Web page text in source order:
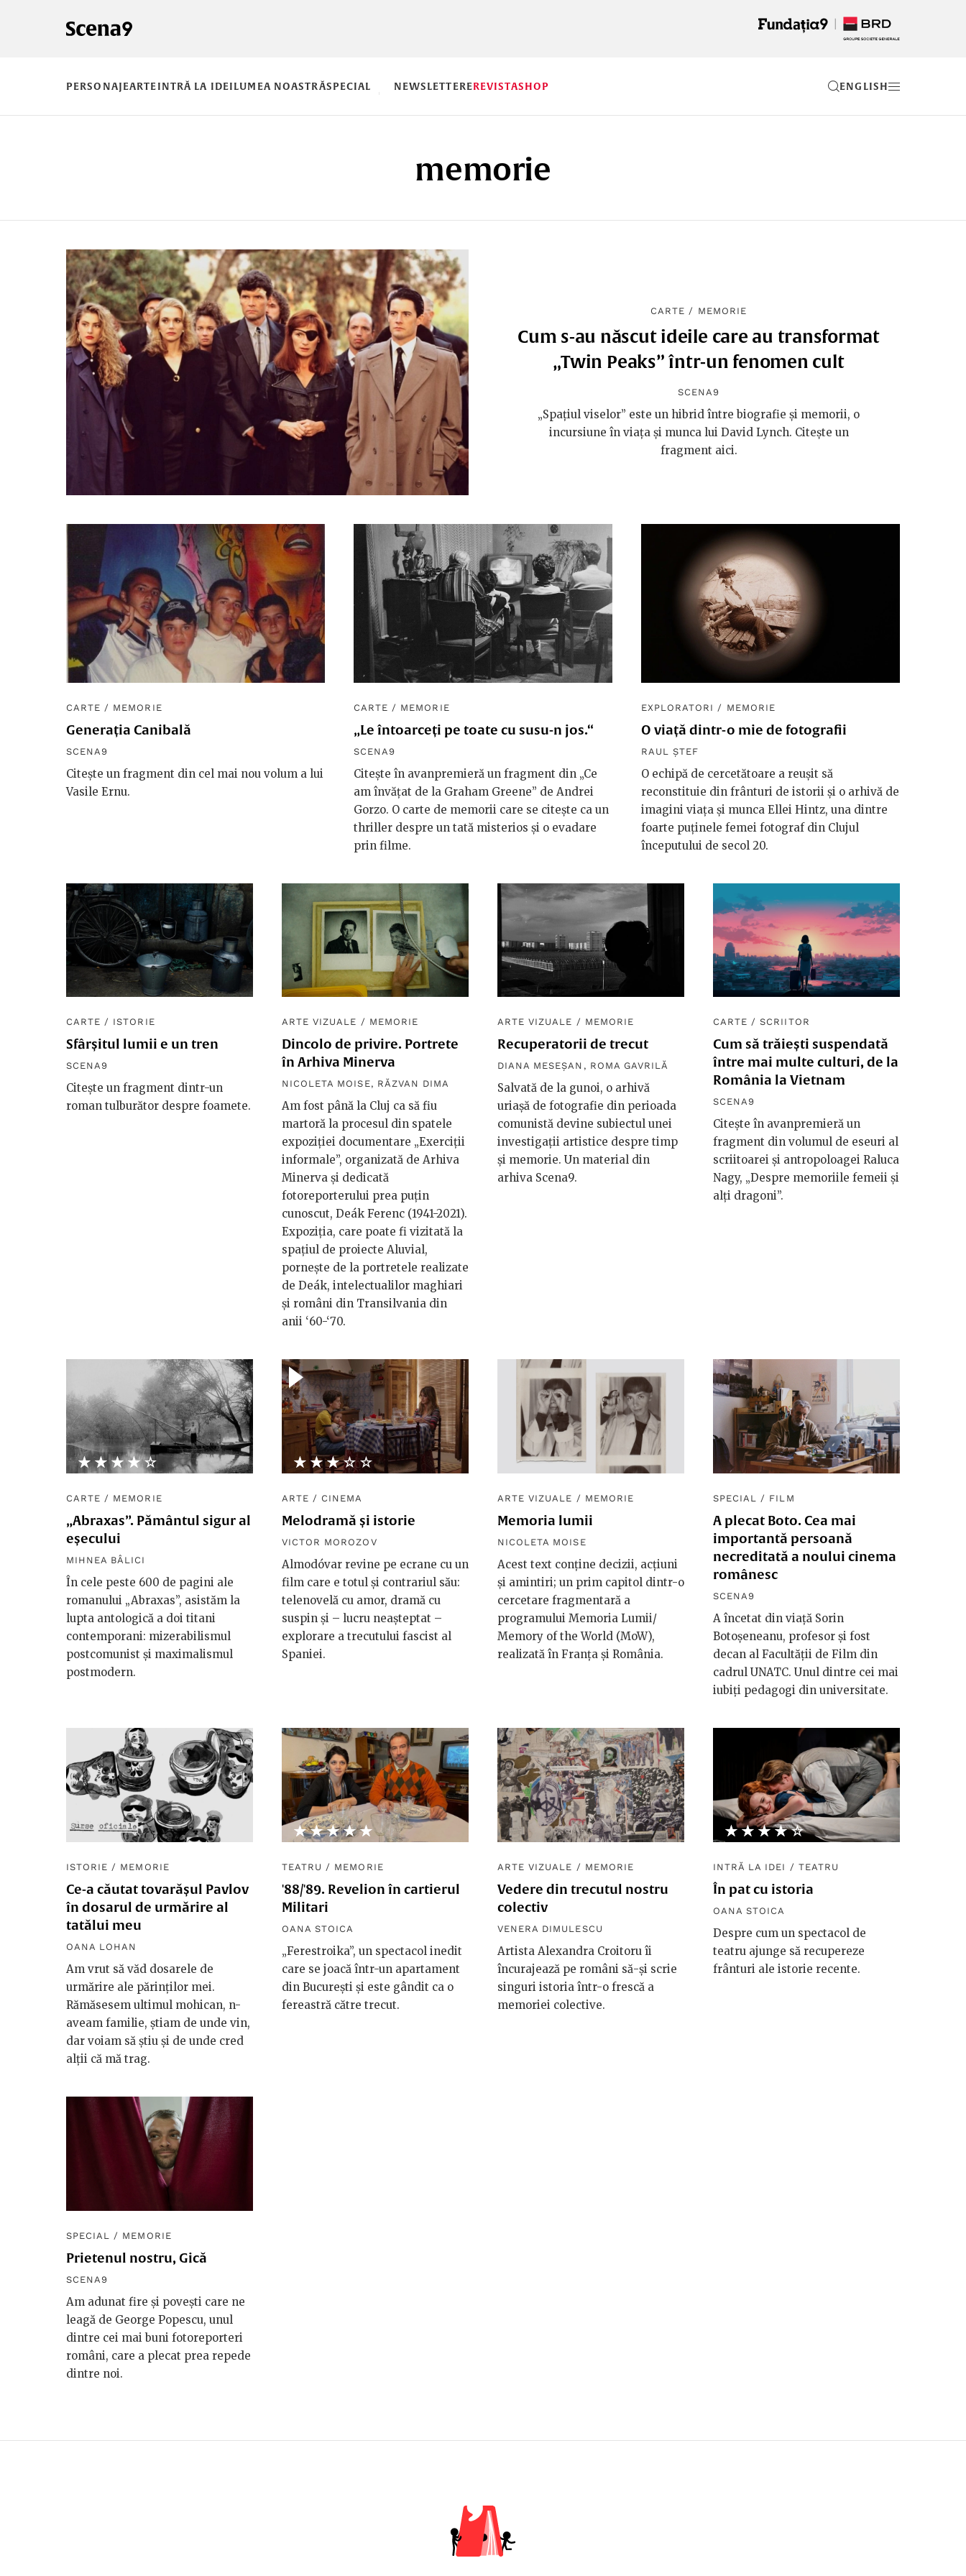
PERSONAJEARTEINTRĂ LA IDEILUMEA NOASTRĂSPECIAL NEWSLETTEREREVISTASHOP EN
memorie
CARTE / MEMORIE
Cum s-au născut ideile care au transformat
„Twin Peaks” într-un fenomen cult
SCENA9
„Spațiul viselor” este un hibrid între biografie și memorii, o
incursiune în viața și munca lui David Lynch. Citește un
fragment aici.
CARTE / MEMORIE
Generația Canibală
SCENA9
Citește un fragment din cel mai nou volum a lui
Vasile Ernu.
CARTE / MEMORIE
„Le întoarceți pe toate cu susu-n jos.“
SCENA9
Citește în avanpremieră un fragment din „Ce
am învăţat de la Graham Greene” de Andrei
Gorzo. O carte de memorii care se citește ca un
thriller despre un tată misterios și o evadare
prin filme.
EXPLORATORI / MEMORIE
O viață dintr-o mie de fotografii
RAUL ȘTEF
O echipă de cercetătoare a reușit să
reconstituie din frânturi de istorii și o arhivă de
imagini viața și munca Ellei Hintz, una dintre
foarte puținele femei fotograf din Clujul
începutului de secol 20.
CARTE / ISTORIE
Sfârșitul lumii e un tren
SCENA9
Citește un fragment dintr-un
roman tulburător despre foamete.
ARTE VIZUALE / MEMORIE
Dincolo de privire. Portrete
în Arhiva Minerva
NICOLETA MOISE, RĂZVAN DIMA
Am fost până la Cluj ca să fiu
martoră la procesul din spatele
expoziției documentare „Exerciții
informale”, organizată de Arhiva
Minerva și dedicată
fotoreporterului prea puțin
cunoscut, Deák Ferenc (1941-2021).
Expoziția, care poate fi vizitată la
spațiul de proiecte Aluvial,
pornește de la portretele realizate
de Deák, intelectualilor maghiari
și români din Transilvania din
anii ‘60-‘70.
ARTE VIZUALE / MEMORIE
Recuperatorii de trecut
DIANA MESEȘAN , ROMA GAVRILĂ
Salvată de la gunoi, o arhivă
uriașă de fotografie din perioada
comunistă devine subiectul unei
investigații artistice despre timp
și memorie. Un material din
arhiva Scena9.
CARTE /SCRIITOR
Cum să trăiești suspendată
între mai multe culturi, de la
România la Vietnam
SCENA9
Citește în avanpremieră un
fragment din volumul de eseuri al
scriitoarei și antropoloagei Raluca
Nagy, „Despre memoriile femeii și
alți dragoni”.
★★★★★
☆☆☆☆☆
CARTE / MEMORIE
„Abraxas”. Pământul sigur al
eșecului
MIHNEA BÂLICI
În cele peste 600 de pagini ale
romanului „Abraxas”, asistăm la
lupta antologică a doi titani
contemporani: mizerabilismul
postcomunist și maximalismul
postmodern.
★★★★★
☆☆☆☆☆
ARTE / CINEMA
Melodramă și istorie
VICTOR MOROZOV
Almodóvar revine pe ecrane cu un
film care e totul și contrariul său:
telenovelă cu amor, dramă cu
suspin și – lucru neașteptat –
explorare a trecutului fascist al
Spaniei.
ARTE VIZUALE / MEMORIE
Memoria lumii
NICOLETA MOISE
Acest text conține decizii, acțiuni
și amintiri; un prim capitol dintr-o
cercetare fragmentară a
programului Memoria Lumii/
Memory of the World (MoW),
realizată în Franța și România.
SPECIAL / FILM
A plecat Boto. Cea mai
importantă persoană
necreditată a noului cinema
românesc
SCENA9
A încetat din viață Sorin
Botoșeneanu, profesor și fost
decan al Facultății de Film din
cadrul UNATC. Unul dintre cei mai
iubiți pedagogi din universitate.
ISTORIE / MEMORIE
Ce-a căutat tovarășul Pavlov
în dosarul de urmărire al
tatălui meu
OANA LOHAN
Am vrut să văd dosarele de
urmărire ale părinților mei.
Rămăsesem ultimul mohican, n-
aveam familie, știam de unde vin,
dar voiam să știu și de unde cred
alții că mă trag.
★★★★★
☆☆☆☆☆
TEATRU / MEMORIE
'88/'89. Revelion în cartierul
Militari
OANA STOICA
„Ferestroika”, un spectacol inedit
care se joacă într-un apartament
din București și este gândit ca o
fereastră către trecut.
ARTE VIZUALE / MEMORIE
Vedere din trecutul nostru
colectiv
VENERA DIMULESCU
Artista Alexandra Croitoru îi
încurajează pe români să-și scrie
singuri istoria într-o frescă a
memoriei colective.
★★★★★
☆☆☆☆☆
INTRĂ LA IDEI / TEATRU
În pat cu istoria
OANA STOICA
Despre cum un spectacol de
teatru ajunge să recupereze
frânturi ale istorie recente.
SPECIAL / MEMORIE
Prietenul nostru, Gică
SCENA9
Am adunat fire și povești care ne
leagă de George Popescu, unul
dintre cei mai buni fotoreporteri
români, care a plecat prea repede
dintre noi.